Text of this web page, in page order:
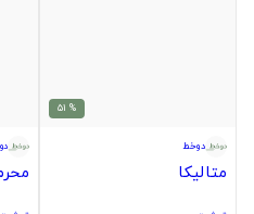
% 51
دوخط
متالیکا